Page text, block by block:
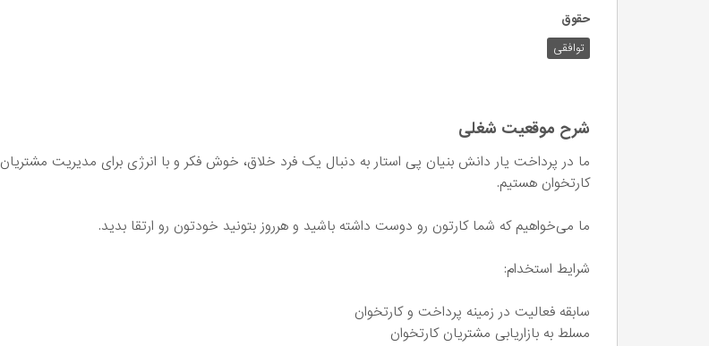
حقوق
توافقی
شرح موقعیت شغلی
ما در پرداخت یار دانش بنیان پی استار به دنبال یک فرد خلاق، خوش فکر و با انرژی برای مدیریت مشتریان
کارتخوان هستیم.
ما می‌خواهیم که شما کارتون رو دوست داشته باشید و هرروز بتونید خودتون رو ارتقا بدید.
شرایط استخدام:
سابقه فعالیت در زمینه پرداخت و کارتخوان
مسلط به بازاریابی مشتریان کارتخوان